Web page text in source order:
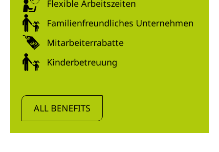
Flexible Arbeitszeiten
Familienfreundliches Unternehmen
Mitarbeiterrabatte
Kinderbetreuung
ALL BENEFITS